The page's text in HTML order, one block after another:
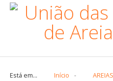
Assembleia
Executivo
Executivo
Freguesia
Está em... Início -